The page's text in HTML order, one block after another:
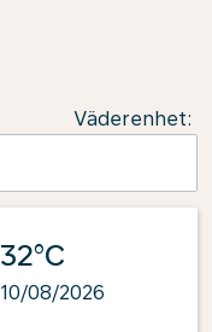
Väderenhet:
32°C
10/08/2026